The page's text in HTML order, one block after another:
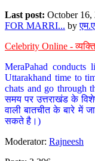
Last post: October 16,
FOR MARRI... by
Celebrity Online -
MeraPahad conducts
Uttarakhand time to
chats and go through
समय पर उत्तराखंड के
वाली बातचीत के बारे में
सकते है।)
Moderator: Rajneesh